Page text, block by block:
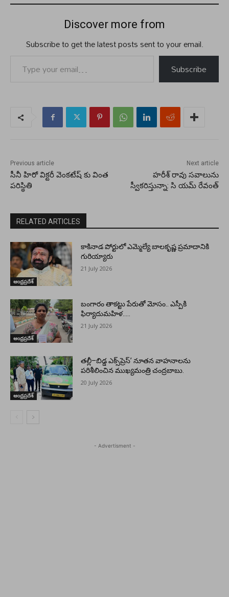
Discover more from
Subscribe to get the latest posts sent to your email.
Subscribe
Previous article
సీనీ హిరో విక్టరీ వెంకటేష్ కు వింత
పరిస్థితి
Next article
హరీశ్ రావు సవాలును
స్వీకరిస్తున్నా: సి యమ్ రేవంత్
RELATED ARTICLES
ఆంధ్రప్రదేశ్
కాకినాడ పోర్టులో ఎమ్మెల్యే బాలకృష్ణ ప్రమాదానికి
గురియ్యారు
21 July 2026
ఆంధ్రప్రదేశ్
బంగారం తాకట్టు పేరుతో మోసం.. ఎస్పీకి
ఫిర్యాదుమహిళ…..
21 July 2026
ఆంధ్రప్రదేశ్
తల్లీ–బిడ్డ ఎక్స్‌ప్రెస్’ నూతన వాహనాలను
పరిశీలించిన ముఖ్యమంత్రి చంద్రబాబు.
20 July 2026
- Advertisment -